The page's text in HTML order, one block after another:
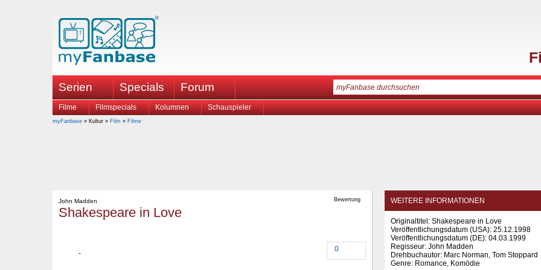
Serien Specials Forum
Filme Filmspecials Kolumnen Schauspieler
myFanbase » Kultur » Film » Filme
Bewertung
John Madden
Shakespeare in Love
0
WEITERE INFORMATIONEN
Originaltitel: Shakespeare in Love
Veröffentlichungsdatum (USA): 25.12.1998
Veröffentlichungsdatum (DE): 04.03.1999
Regisseur: John Madden
Drehbuchautor: Marc Norman, Tom Stoppard
Genre: Romance, Komödie